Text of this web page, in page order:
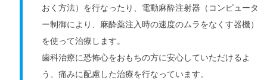
おく方法）を行なったり、電動麻酔注射器（コンピュータ
ー制御により、麻酔薬注入時の速度のムラをなくす器機）
を使って治療します。
歯科治療に恐怖心をおもちの方に安心していただけるよ
う、痛みに配慮した治療を行なっています。